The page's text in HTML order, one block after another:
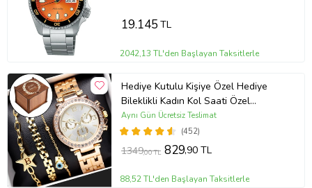
19.145TL
2042,13 TL'den Başlayan Taksitlerle
Hediye Kutulu Kişiye Özel Hediye
Bileklikli Kadın Kol Saati Özel
Kutusunda (Gold)
(452)
Aynı Gün Ücretsiz Teslimat
1349,00 TL 829,90 TL
88,52 TL'den Başlayan Taksitlerle